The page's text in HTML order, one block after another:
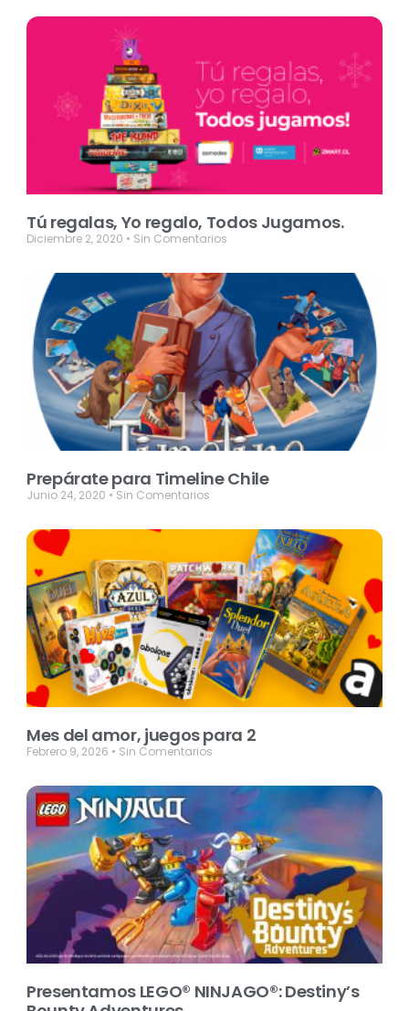
Tú regalas, Yo regalo, Todos Jugamos.
Diciembre 2, 2020 Sin Comentarios
Prepárate para Timeline Chile
Junio 24, 2020 Sin Comentarios
Mes del amor, juegos para 2
Febrero 9, 2026 Sin Comentarios
Presentamos LEGO® NINJAGO®: Destiny’s